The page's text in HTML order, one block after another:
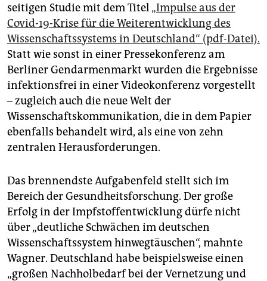
seitigen Studie mit dem Titel „Impulse aus der
Covid-19-Krise für die Weiterentwicklung des
Wissenschaftssystems in Deutschland“ (pdf-Datei).
Statt wie sonst in einer Pressekonferenz am
Berliner Gendarmenmarkt wurden die Ergebnisse
infek­tionsfrei in einer Videokonferenz vorgestellt
– zugleich auch die neue Welt der
Wissenschaftskommunikation, die in dem Papier
ebenfalls behandelt wird, als eine von zehn
zentralen Herausforderungen.
Das brennendste Aufgabenfeld stellt sich im
Bereich der Gesundheitsforschung. Der große
Erfolg in der Impfstoffentwicklung dürfe nicht
über „deutliche Schwächen im deutschen
Wissenschaftssystem hinwegtäuschen“, mahnte
Wagner. Deutschland habe beispielsweise einen
„großen Nachholbedarf bei der Vernetzung und